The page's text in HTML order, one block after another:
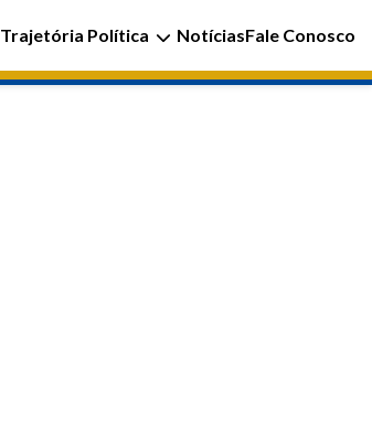
Trajetória Política NotíciasFale Conosco